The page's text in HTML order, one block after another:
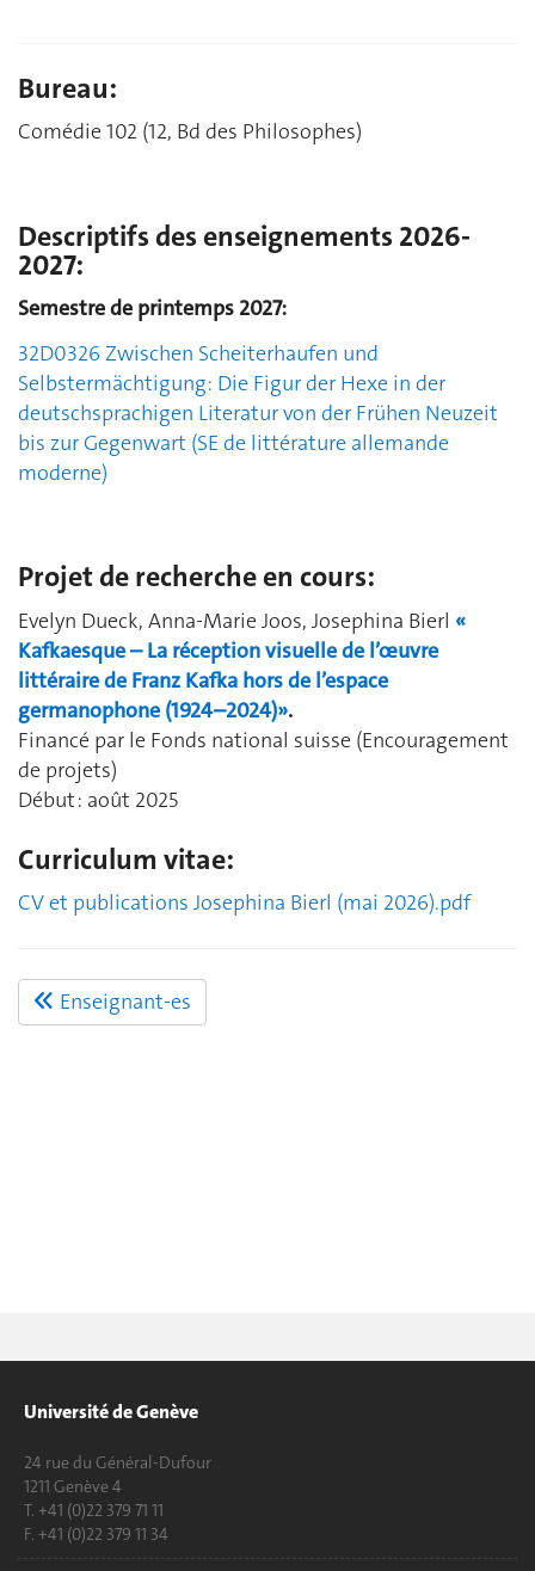
Bureau:
Comédie 102 (12, Bd des Philosophes)
Descriptifs des enseignements 2026-
2027:
Semestre de printemps 2027:
32D0326 Zwischen Scheiterhaufen und
Selbstermächtigung: Die Figur der Hexe in der
deutschsprachigen Literatur von der Frühen Neuzeit
bis zur Gegenwart (SE de littérature allemande
moderne)
Projet de recherche en cours:
Evelyn Dueck, Anna-Marie Joos, Josephina Bierl «
Kafkaesque – La réception visuelle de l’œuvre
littéraire de Franz Kafka hors de l’espace
germanophone (1924–2024)».
Financé par le Fonds national suisse (Encouragement
de projets)
Début : août 2025
Curriculum vitae:
CV et publications Josephina Bierl (mai 2026).pdf
Enseignant-es
Université de Genève
24 rue du Général-Dufour
1211 Genève 4
T. +41 (0)22 379 71 11
F. +41 (0)22 379 11 34